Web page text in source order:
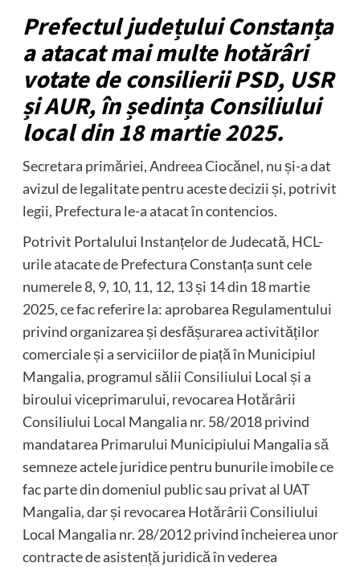
Prefectul județului Constanța
a atacat mai multe hotărâri
votate de consilierii PSD, USR
și AUR, în ședința Consiliului
local din 18 martie 2025.
Secretara primăriei, Andreea Ciocănel, nu și-a dat
avizul de legalitate pentru aceste decizii și, potrivit
legii, Prefectura le-a atacat în contencios.
Potrivit Portalului Instanțelor de Judecată, HCL-
urile atacate de Prefectura Constanța sunt cele
numerele 8, 9, 10, 11, 12, 13 și 14 din 18 martie
2025, ce fac referire la: aprobarea Regulamentului
privind organizarea și desfășurarea activităților
comerciale și a serviciilor de piață în Municipiul
Mangalia, programul sălii Consiliului Local și a
biroului viceprimarului, revocarea Hotărârii
Consiliului Local Mangalia nr. 58/2018 privind
mandatarea Primarului Municipiului Mangalia să
semneze actele juridice pentru bunurile imobile ce
fac parte din domeniul public sau privat al UAT
Mangalia, dar și revocarea Hotărârii Consiliului
Local Mangalia nr. 28/2012 privind încheierea unor
contracte de asistență juridică în vederea